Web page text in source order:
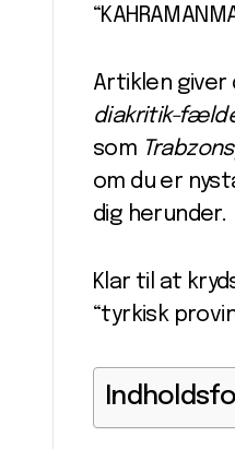
Artiklen giver
diakritik-
som
om du er
dig herunder.
Klar til at
“tyrkisk